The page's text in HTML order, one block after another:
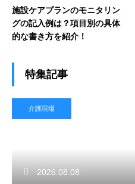
施設ケアプランのモニタリン
グの記入例は？項目別の具体
的な書き方を紹介！
特集記事
介護現場
2026.08.08